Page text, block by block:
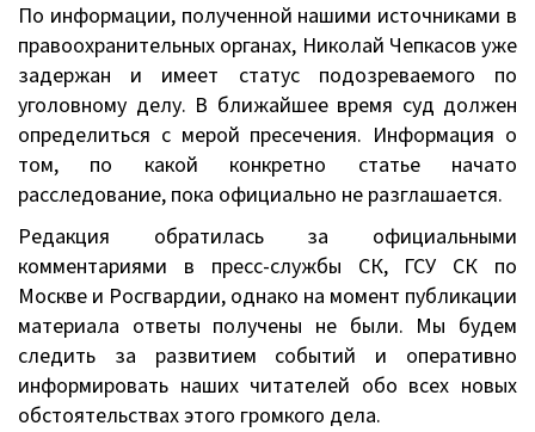
По информации, полученной нашими источниками в
правоохранительных органах, Николай Чепкасов уже
задержан и имеет статус подозреваемого по
уголовному делу. В ближайшее время суд должен
определиться с мерой пресечения. Информация о
том, по какой конкретно статье начато
расследование, пока официально не разглашается.
Редакция обратилась за официальными
комментариями в пресс-службы СК, ГСУ СК по
Москве и Росгвардии, однако на момент публикации
материала ответы получены не были. Мы будем
следить за развитием событий и оперативно
информировать наших читателей обо всех новых
обстоятельствах этого громкого дела.